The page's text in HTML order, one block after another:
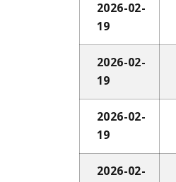
2026-02-
19
2026-02-
19
2026-02-
19
2026-02-